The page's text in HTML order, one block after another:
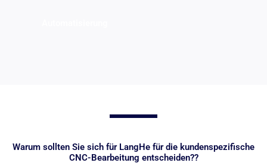
Warum sollten Sie sich für LangHe für die kundenspezifische
CNC-Bearbeitung entscheiden??